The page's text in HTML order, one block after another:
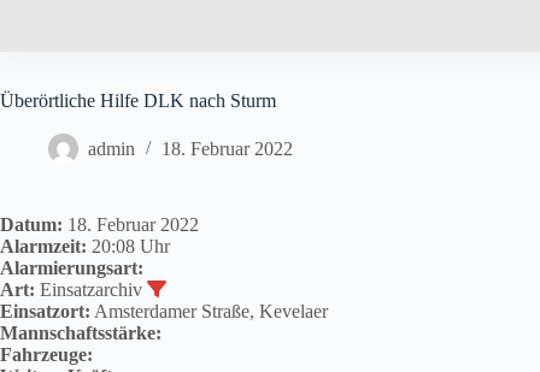
Überörtliche Hilfe DLK nach Sturm
admin 18. Februar 2022
Datum: 18. Februar 2022
Alarmzeit: 20:08 Uhr
Alarmierungsart:
Art: Einsatzarchiv
Einsatzort: Amsterdamer Straße, Kevelaer
Mannschaftsstärke:
Fahrzeuge: